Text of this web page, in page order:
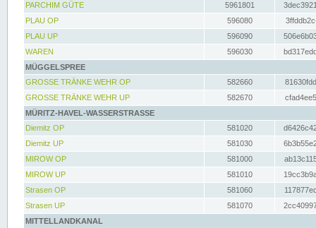
PARCHIM GÜTE
5961801
PLAU OP
596080
PLAU UP
596090
WAREN
596030
MÜGGELSPREE
GROSSE TRÄNKE WEHR OP
582660
GROSSE TRÄNKE WEHR UP
582670
MÜRITZ-HAVEL-WASSERSTRASSE
Diemitz OP
581020
Diemitz UP
581030
MIROW OP
581000
MIROW UP
581010
Strasen OP
581060
Strasen UP
581070
MITTELLANDKANAL